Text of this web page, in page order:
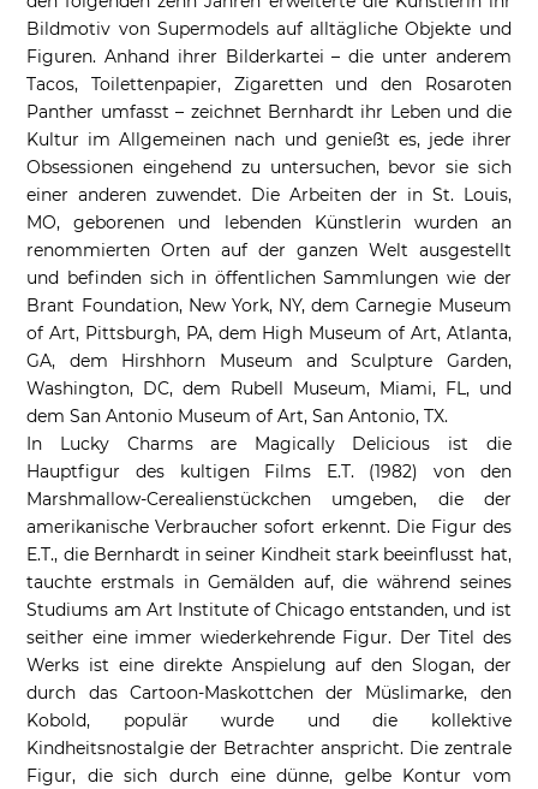
Bildmotiv von Supermodels auf alltägliche Objekte und
Figuren. Anhand ihrer Bilderkartei – die unter anderem
Tacos, Toilettenpapier, Zigaretten und den Rosaroten
Panther umfasst – zeichnet Bernhardt ihr Leben und die
Kultur im Allgemeinen nach und genießt es, jede ihrer
Obsessionen eingehend zu untersuchen, bevor sie sich
einer anderen zuwendet. Die Arbeiten der in St. Louis,
MO, geborenen und lebenden Künstlerin wurden an
renommierten Orten auf der ganzen Welt ausgestellt
und befinden sich in öffentlichen Sammlungen wie der
Brant Foundation, New York, NY, dem Carnegie Museum
of Art, Pittsburgh, PA, dem High Museum of Art, Atlanta,
GA, dem Hirshhorn Museum and Sculpture Garden,
Washington, DC, dem Rubell Museum, Miami, FL, und
dem San Antonio Museum of Art, San Antonio, TX.
In Lucky Charms are Magically Delicious ist die
Hauptfigur des kultigen Films E.T. (1982) von den
Marshmallow-Cerealienstückchen umgeben, die der
amerikanische Verbraucher sofort erkennt. Die Figur des
E.T., die Bernhardt in seiner Kindheit stark beeinflusst hat,
tauchte erstmals in Gemälden auf, die während seines
Studiums am Art Institute of Chicago entstanden, und ist
seither eine immer wiederkehrende Figur. Der Titel des
Werks ist eine direkte Anspielung auf den Slogan, der
durch das Cartoon-Maskottchen der Müslimarke, den
Kobold, populär wurde und die kollektive
Kindheitsnostalgie der Betrachter anspricht. Die zentrale
Figur, die sich durch eine dünne, gelbe Kontur vom